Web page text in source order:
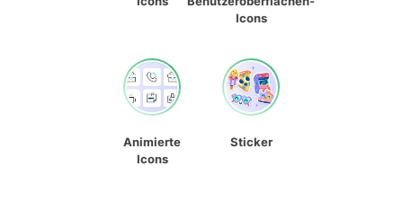
Icons
Animierte
Icons
Sticker